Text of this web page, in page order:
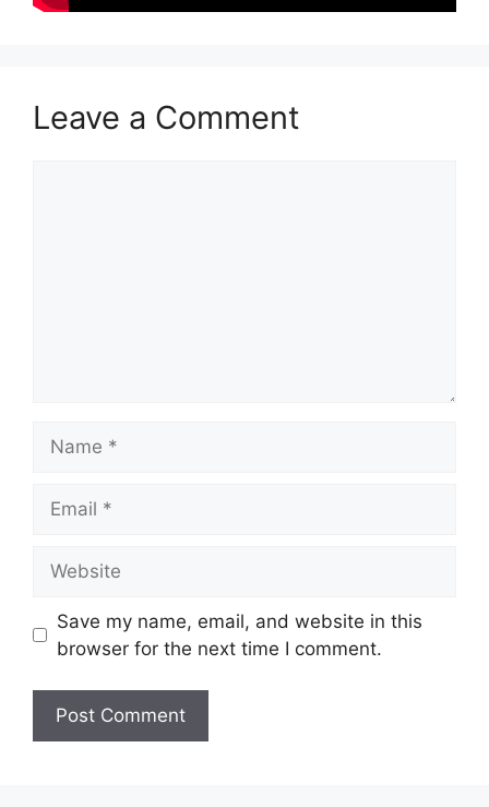
Leave a Comment
Save my name, email, and website in this
browser for the next time I comment.